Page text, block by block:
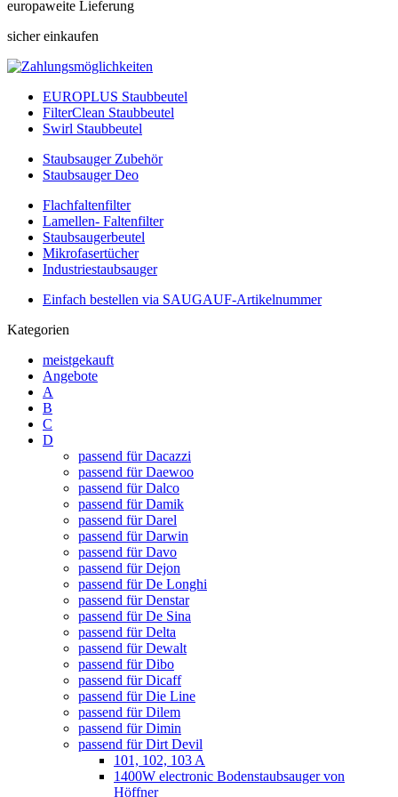
europaweite Lieferung
sicher einkaufen
EUROPLUS Staubbeutel
FilterClean Staubbeutel
Swirl Staubbeutel
Staubsauger Zubehör
Staubsauger Deo
Flachfaltenfilter
Lamellen- Faltenfilter
Staubsaugerbeutel
Mikrofasertücher
Industriestaubsauger
Einfach bestellen via SAUGAUF-Artikelnummer
Kategorien
meistgekauft
Angebote
A
B
C
D
passend für Dacazzi
passend für Daewoo
passend für Dalco
passend für Damik
passend für Darel
passend für Darwin
passend für Davo
passend für Dejon
passend für De Longhi
passend für Denstar
passend für De Sina
passend für Delta
passend für Dewalt
passend für Dibo
passend für Dicaff
passend für Die Line
passend für Dilem
passend für Dimin
passend für Dirt Devil
101, 102, 103 A
1400W electronic Bodenstaubsauger von
Höffner